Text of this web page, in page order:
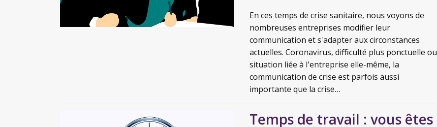
En ces temps de crise sanitaire, nous voyons de
nombreuses entreprises modifier leur
communication et s'adapter aux circonstances
actuelles. Coronavirus, difficulté plus ponctuelle ou
situation liée à l'entreprise elle-même, la
communication de crise est parfois aussi
importante que la crise…
Temps de travail : vous êtes